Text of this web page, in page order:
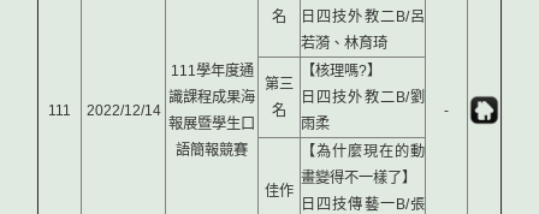
111 2022/12/14
111學年度通
識課程成果海
報展暨學生口
語簡報競賽
-
名
日四技外教二B/呂
若漪、林育琦
第三
名
【核理嗎?】
日四技外教二B/劉
雨柔
佳作
【為什麼現在的動
畫變得不一樣了】
日四技傳藝一B/張